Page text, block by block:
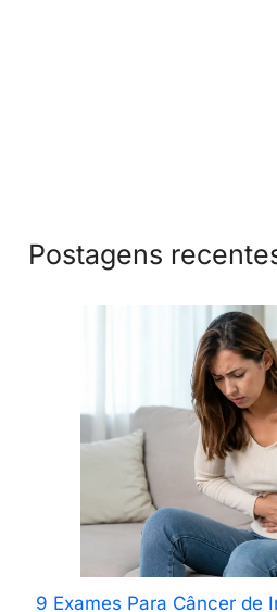
Postagens
9 Exames Para Câncer de